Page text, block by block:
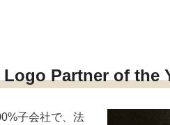
Partner of the
子会社で、法